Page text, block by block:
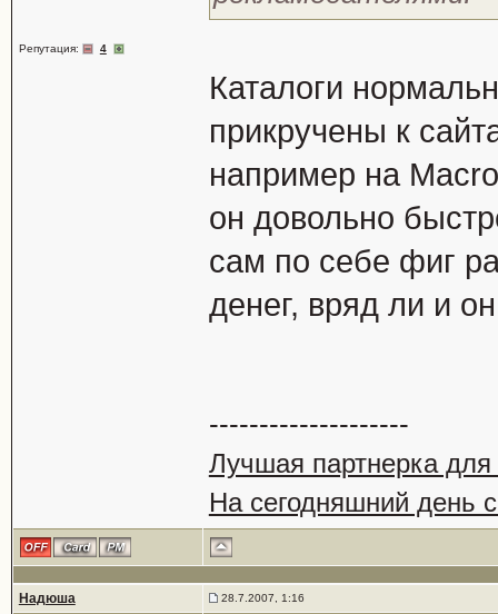
Репутация: 4
Каталоги
прикручены к
например на
он довольно
сам по себе фиг
денег, вряд ли и
--------------------
Лучшая партнерка для
На сегодняшний день
Надюша 28.7.2007, 1:16